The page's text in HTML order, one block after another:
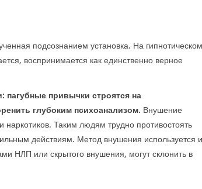
подсознанием установка. На гипнотическом
воспринимается как единственно верное
пагубные привычки строятся на
глубоким психоанализом. Внушение
наркотиков. Таким людям трудно противостоять
действиям. Метод внушения используется и
НЛП или скрытого внушения, могут склонить в